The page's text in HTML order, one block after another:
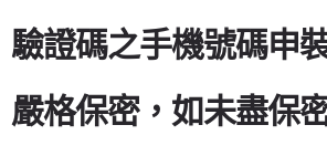
驗證碼之手機號碼申
嚴格保密，如未盡保